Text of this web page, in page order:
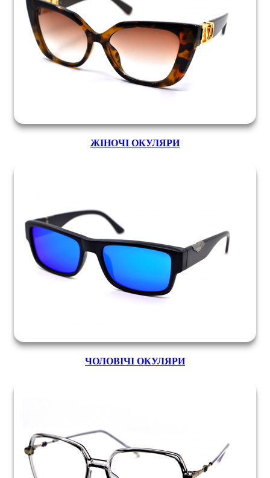
ЖІНОЧІ ОКУЛЯРИ
ЧОЛОВІЧІ ОКУЛЯРИ